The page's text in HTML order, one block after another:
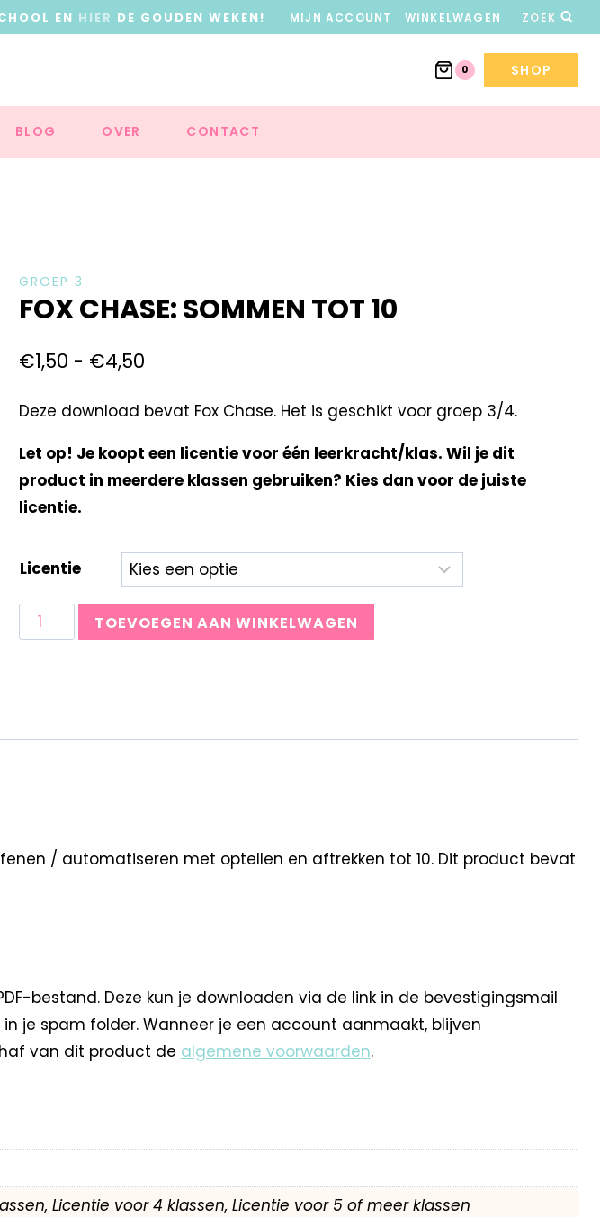
EN HIER DE GOUDEN WEKEN! MIJN ACCOUNT WINKELWAGEN ZOEK
0 SHOP
BLOG OVER CONTACT
GROEP 3
FOX CHASE: SOMMEN TOT 10
€1,50 - €4,50
Deze download bevat Fox Chase. Het is geschikt voor groep 3/4.
Let op! Je koopt een licentie voor één leerkracht/klas. Wil je dit
product in meerdere klassen gebruiken? Kies dan voor de juiste
licentie.
Licentie
TOEVOEGEN AAN WINKELWAGEN
/ automatiseren met optellen en aftrekken tot 10. Dit product bevat
bestand. Deze kun je downloaden via de link in de bevestigingsmail
je spam folder. Wanneer je een account aanmaakt, blijven
van dit product de algemene voorwaarden.
Licentie voor 4 klassen, Licentie voor 5 of meer klassen